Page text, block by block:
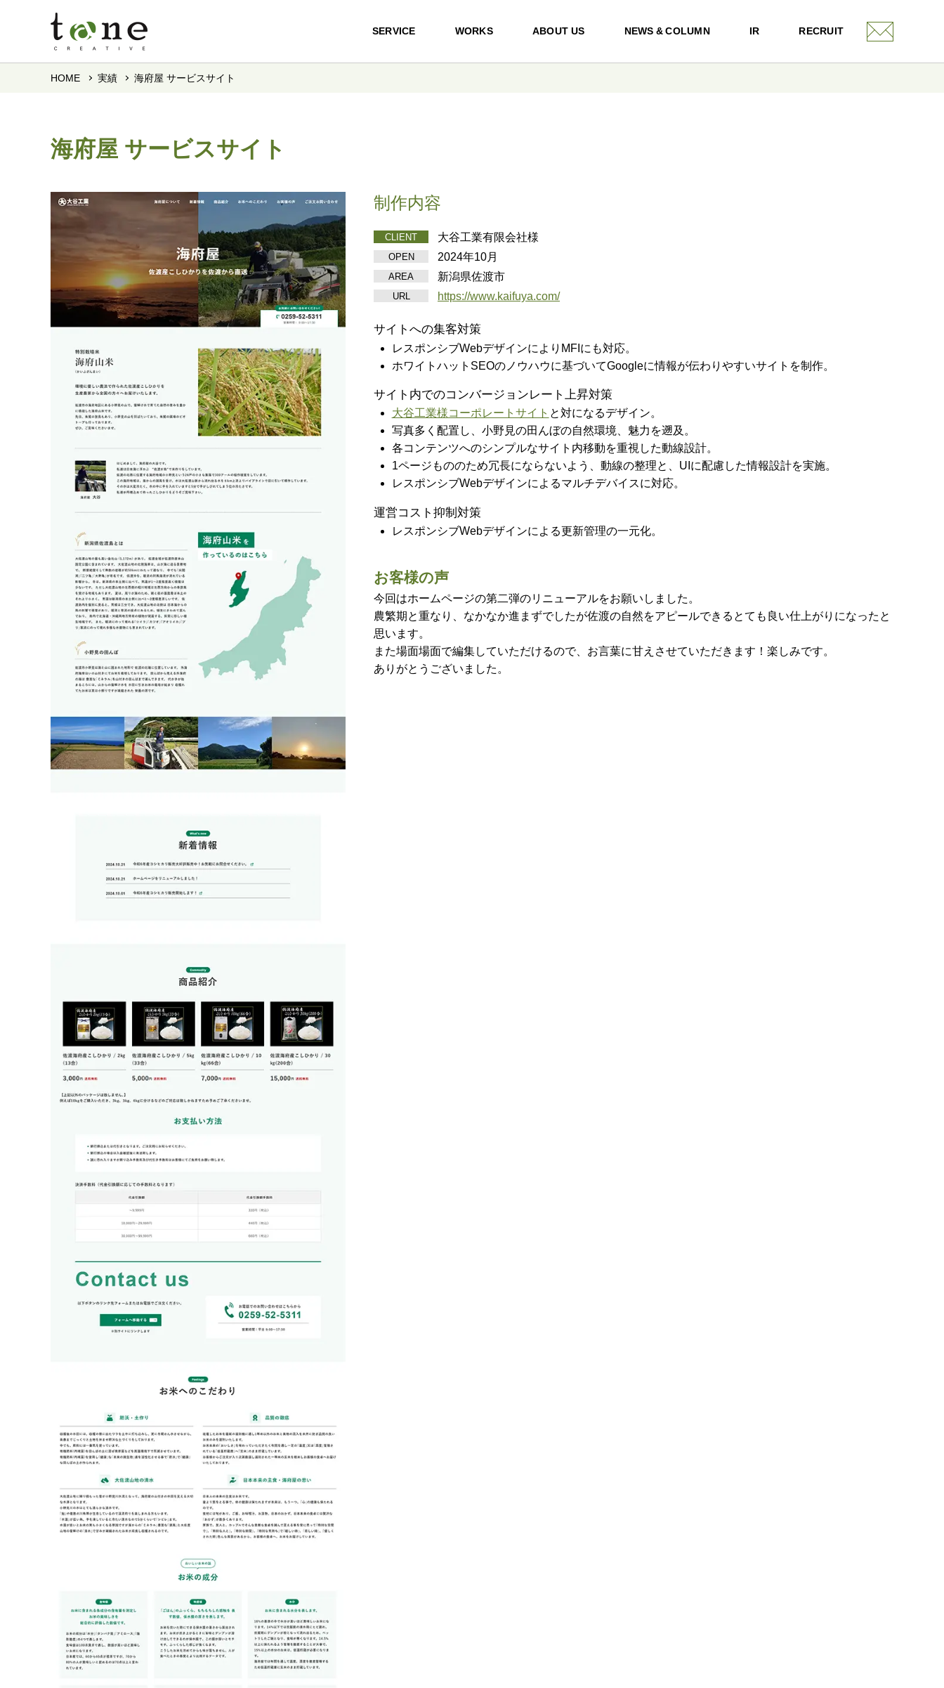
SERVICE WORKS ABOUT US NEWS & COLUMN IR RECRUIT
HOME 実績 海府屋 サービスサイト
海府屋 サービスサイト
制作内容
CLIENT 大谷工業有限会社様
OPEN 2024年10月
AREA 新潟県佐渡市
URL https://www.kaifuya.com/
サイトへの集客対策
レスポンシブWebデザインによりMFIにも対応。
ホワイトハットSEOのノウハウに基づいてGoogleに情報が伝わりやすいサイトを制作。
サイト内でのコンバージョンレート上昇対策
大谷工業様コーポレートサイト と対になるデザイン。
写真多く配置し、小野見の田んぼの自然環境、魅力を遡及。
各コンテンツへのシンプルなサイト内移動を重視した動線設計。
1ページもののため冗長にならないよう、動線の整理と、UIに配慮した情報設計を実施。
レスポンシブWebデザインによるマルチデバイスに対応。
運営コスト抑制対策
レスポンシブWebデザインによる更新管理の一元化。
お客様の声
今回はホームページの第二弾のリニューアルをお願いしました。
農繁期と重なり、なかなか進まずでしたが佐渡の自然をアピールできるとても良い仕上がりになったと
思います。
また場面場面で編集していただけるので、お言葉に甘えさせていただきます！楽しみです。
ありがとうございました。